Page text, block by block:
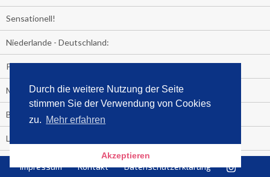
Durch die weitere Nutzung der Seite
stimmen Sie der Verwendung von Cookies
zu. Mehr erfahren
Akzeptieren
Sensationell!
Niederlande - Deutschland:
PRESSEMITTEILUNG
Media Control eBook-Panel
BIATHLON-WM im TV
Lagerfelds N°5
Wer schaut täglich fast sieben Stunden Fernsehen?
Impressum Kontakt Datenschutzerklärung